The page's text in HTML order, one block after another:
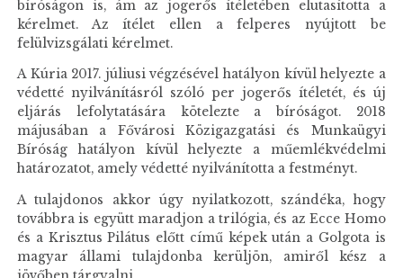
bíróságon is, ám az jogerős ítéletében elutasította a
kérelmet. Az ítélet ellen a felperes nyújtott be
felülvizsgálati kérelmet.
A Kúria 2017. júliusi végzésével hatályon kívül helyezte a
védetté nyilvánításról szóló per jogerős ítéletét, és új
eljárás lefolytatására kötelezte a bíróságot. 2018
májusában a Fővárosi Közigazgatási és Munkaügyi
Bíróság hatályon kívül helyezte a műemlékvédelmi
határozatot, amely védetté nyilvánította a festményt.
A tulajdonos akkor úgy nyilatkozott, szándéka, hogy
továbbra is együtt maradjon a trilógia, és az Ecce Homo
és a Krisztus Pilátus előtt című képek után a Golgota is
magyar állami tulajdonba kerüljön, amiről kész a